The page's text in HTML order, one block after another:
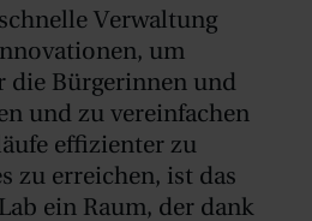
Verwaltung
um
die Bürgerinnen und
und zu vereinfachen
effizienter zu
zu erreichen, ist das
ein Raum, der dank